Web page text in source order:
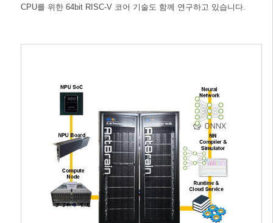
CPU를 위한 64bit RISC-V 코어 기술도 함께 연구하고 있습니다.